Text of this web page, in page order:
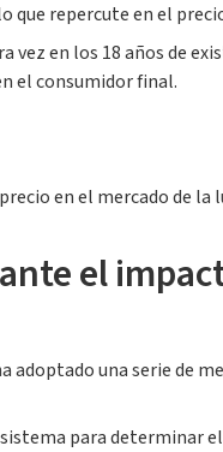
que repercute en el
vez en los 18 años de
el consumidor final.
en el mercado de la
el
una serie de
para determinar